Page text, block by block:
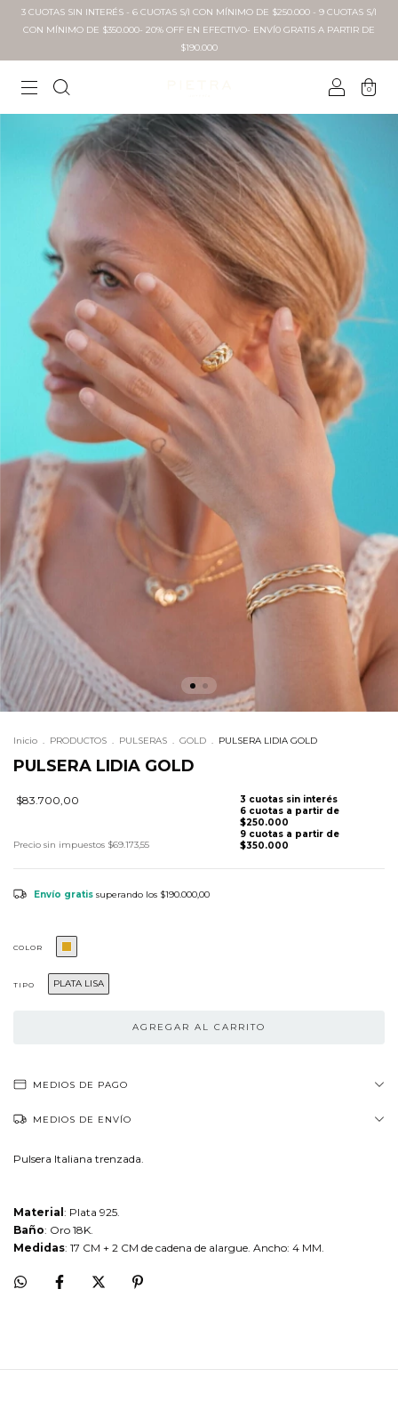
3 CUOTAS SIN INTERÉS - 6 CUOTAS S/I CON MÍNIMO DE $250.000 - 9 CUOTAS S/I
CON MÍNIMO DE $350.000- 20% OFF EN EFECTIVO- ENVÍ0 GRATIS A PARTIR DE
$190.000
0
Inicio . PRODUCTOS . PULSERAS . GOLD . PULSERA LIDIA GOLD
PULSERA LIDIA GOLD
$83.700,00
Precio sin impuestos $69.173,55
Envío gratis superando los $190.000,00
COLOR
TIPO PLATA LISA
MEDIOS DE PAGO
MEDIOS DE ENVÍO
Pulsera Italiana trenzada.
Material : Plata 925.
Baño: Oro 18K.
Medidas: 17 CM + 2 CM de cadena de alargue. Ancho: 4 MM.